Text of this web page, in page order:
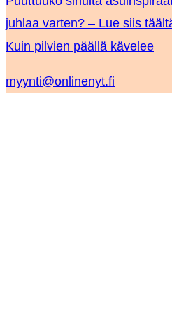
juhlaa varten? – Lue siis
Kuin pilvien päällä kävelee
myynti@onlinenyt.fi